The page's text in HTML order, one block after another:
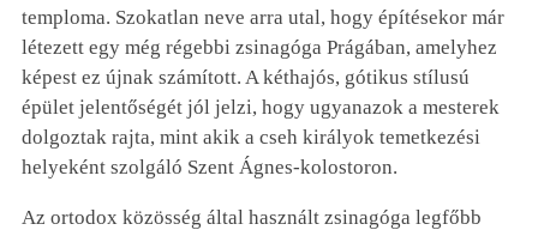
temploma. Szokatlan neve arra utal, hogy építésekor már
létezett egy még régebbi zsinagóga Prágában, amelyhez
képest ez újnak számított. A kéthajós, gótikus stílusú
épület jelentőségét jól jelzi, hogy ugyanazok a mesterek
dolgoztak rajta, mint akik a cseh királyok temetkezési
helyeként szolgáló Szent Ágnes-kolostoron.
Az ortodox közösség által használt zsinagóga legfőbb